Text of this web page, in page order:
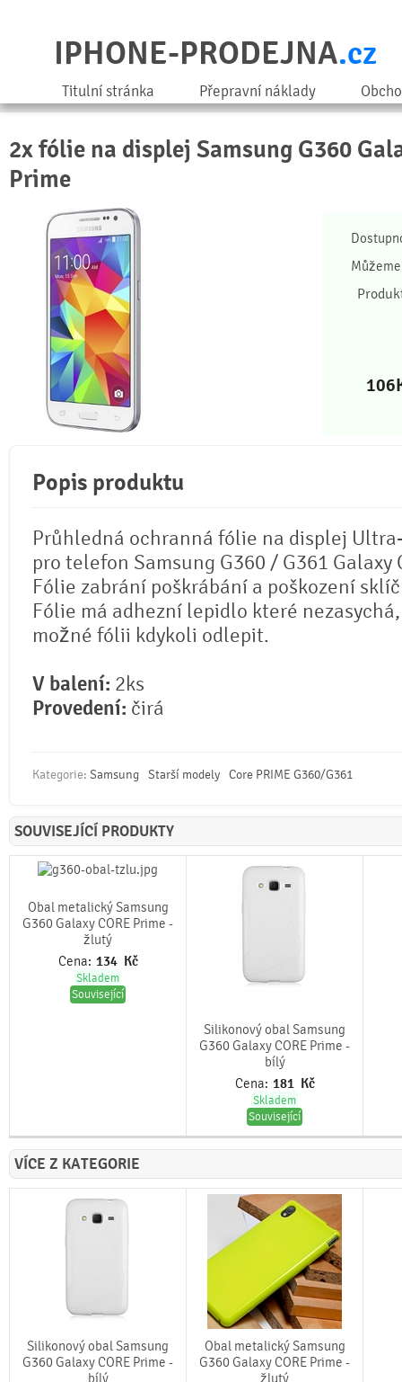
IPHONE-PRODEJNA.cz
Titulní stránka Přepravní náklady
2x fólie na displej Samsung G360
Prime
106
Popis produktu
Průhledná ochranná fólie na displej
pro telefon Samsung G360 / G361 Galaxy
Fólie zabrání poškrábání a poškození
Fólie má adhezní lepidlo které
možné fólii kdykoli odlepit.
V balení: 2ks
Provedení: čirá
Kategorie: Samsung Starší modely Core PRIME G360/G361
SOUVISEJÍCÍ PRODUKTY
Obal metalický Samsung
G360 Galaxy CORE Prime -
žlutý
Cena: 134 Kč
Skladem
Související
Silikonový obal Samsung
G360 Galaxy CORE Prime -
bílý
Cena: 181 Kč
Skladem
Související
VÍCE Z KATEGORIE
Silikonový obal Samsung
G360 Galaxy CORE Prime -
bílý
Obal metalický Samsung
G360 Galaxy CORE Prime -
žlutý